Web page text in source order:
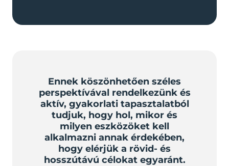
Ennek köszönhetően széles
perspektívával rendelkezünk és
aktív, gyakorlati tapasztalatból
tudjuk, hogy hol, mikor és
milyen eszközöket kell
alkalmazni annak érdekében,
hogy elérjük a rövid- és
hosszútávú célokat egyaránt.